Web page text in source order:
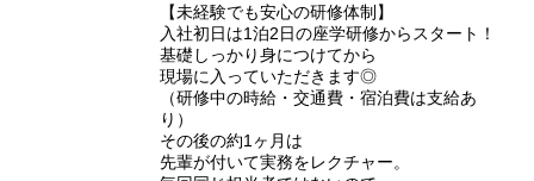
【未経験でも安心の研修体制】
入社初日は1泊2日の座学研修からスタート！
基礎しっかり身につけてから
現場に入っていただきます◎
（研修中の時給・交通費・宿泊費は支給あ
り）
その後の約1ヶ月は
先輩が付いて実務をレクチャー。